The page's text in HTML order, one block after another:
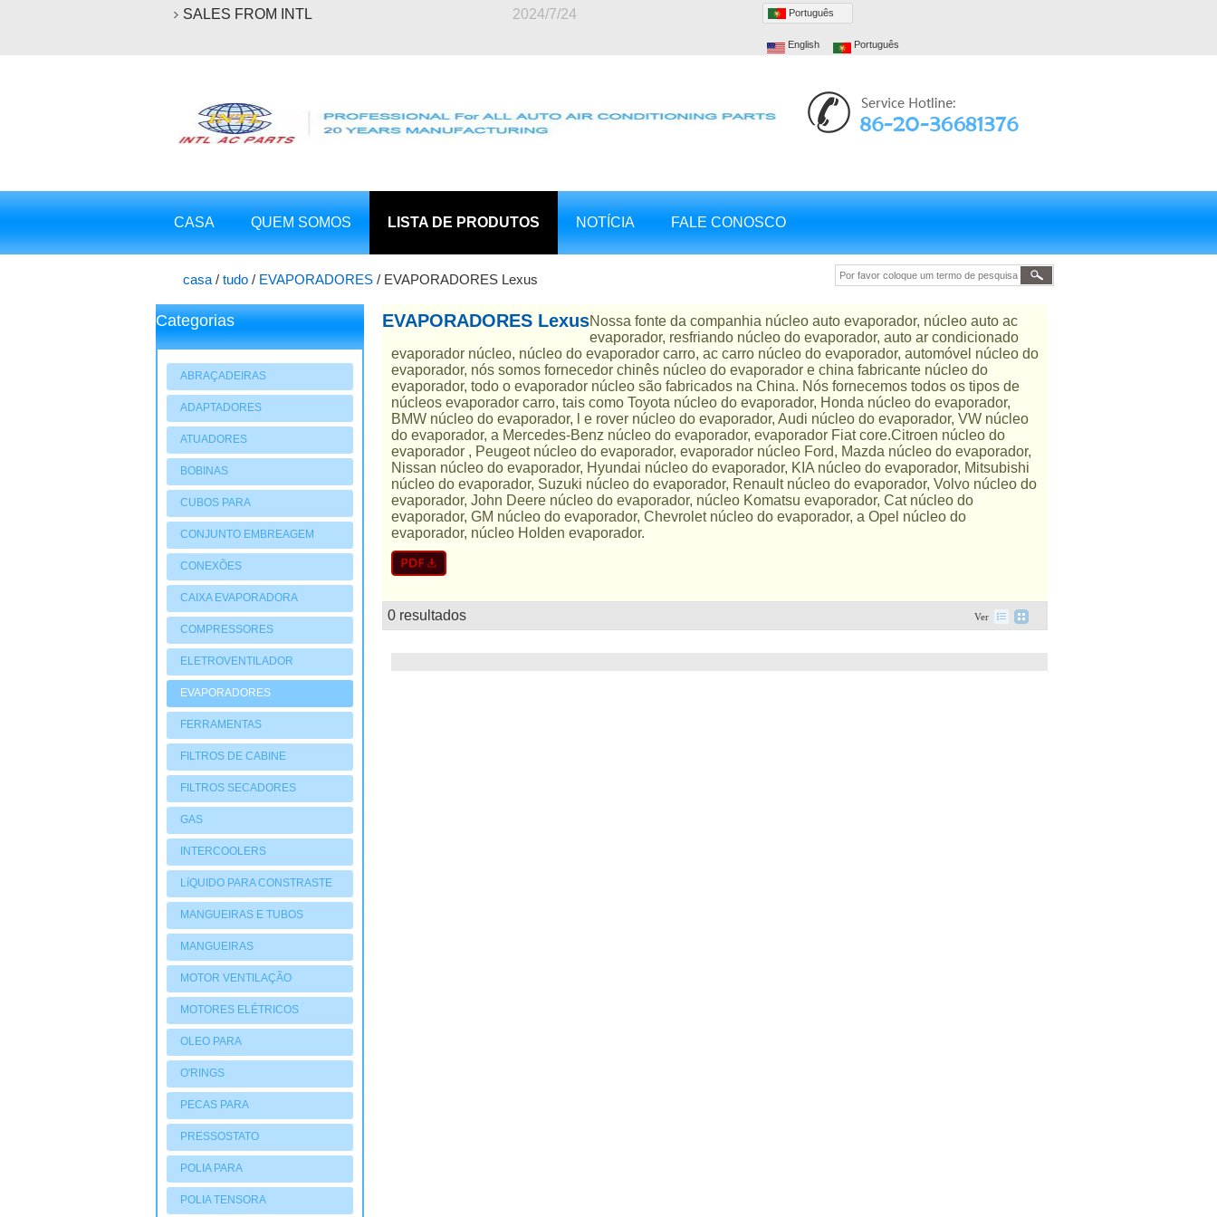
SALES FROM INTL 2024/7/24 Português
English Português
CASA QUEM SOMOS LISTA DE PRODUTOS NOTÍCIA FALE CONOSCO
casa / tudo / EVAPORADORES / EVAPORADORES Lexus
Categorias
ABRAÇADEIRAS
ADAPTADORES
ATUADORES
PNEUMATIOCOS
BOBINAS
CUBOS PARA
COMPRESSORES
CONJUNTO EMBREAGEM
CONEXÕES
CAIXA EVAPORADORA
COMPRESSORES
ELETROVENTILADOR
EVAPORADORES
FERRAMENTAS
FILTROS DE CABINE
FILTROS SECADORES
GAS
INTERCOOLERS
LíQUIDO PARA CONSTRASTE
MANGUEIRAS E TUBOS
MANGUEIRAS
MOTOR VENTILAÇÃO
MOTORES ELÉTRICOS
OLEO PARA
COMPRESSORES
O'RINGS
PECAS PARA
COMPRESSORES
PRESSOSTATO
POLIA PARA
COMPRESSORES
POLIA TENSORA
EVAPORADORES LexusNossa fonte da companhia núcleo auto evaporador, núcleo auto ac
evaporador, resfriando núcleo do evaporador, auto ar condicionado
evaporador núcleo, núcleo do evaporador carro, ac carro núcleo do evaporador, automóvel núcleo do
evaporador, nós somos fornecedor chinês núcleo do evaporador e china fabricante núcleo do
evaporador, todo o evaporador núcleo são fabricados na China. Nós fornecemos todos os tipos de
núcleos evaporador carro, tais como Toyota núcleo do evaporador, Honda núcleo do evaporador,
BMW núcleo do evaporador, l e rover núcleo do evaporador, Audi núcleo do evaporador, VW núcleo
do evaporador, a Mercedes-Benz núcleo do evaporador, evaporador Fiat core.Citroen núcleo do
evaporador , Peugeot núcleo do evaporador, evaporador núcleo Ford, Mazda núcleo do evaporador,
Nissan núcleo do evaporador, Hyundai núcleo do evaporador, KIA núcleo do evaporador, Mitsubishi
núcleo do evaporador, Suzuki núcleo do evaporador, Renault núcleo do evaporador, Volvo núcleo do
evaporador, John Deere núcleo do evaporador, núcleo Komatsu evaporador, Cat núcleo do
evaporador, GM núcleo do evaporador, Chevrolet núcleo do evaporador, a Opel núcleo do
evaporador, núcleo Holden evaporador.
0 resultados Ver